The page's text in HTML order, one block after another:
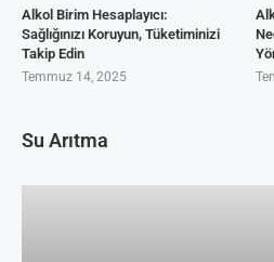
Alkol Birim Hesaplayıcı:
Sağlığınızı Koruyun, Tüketiminizi
Takip Edin
Temmuz 14, 2025
Su Arıtma